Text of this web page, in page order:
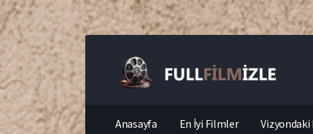
Anasayfa En İyi Filmler